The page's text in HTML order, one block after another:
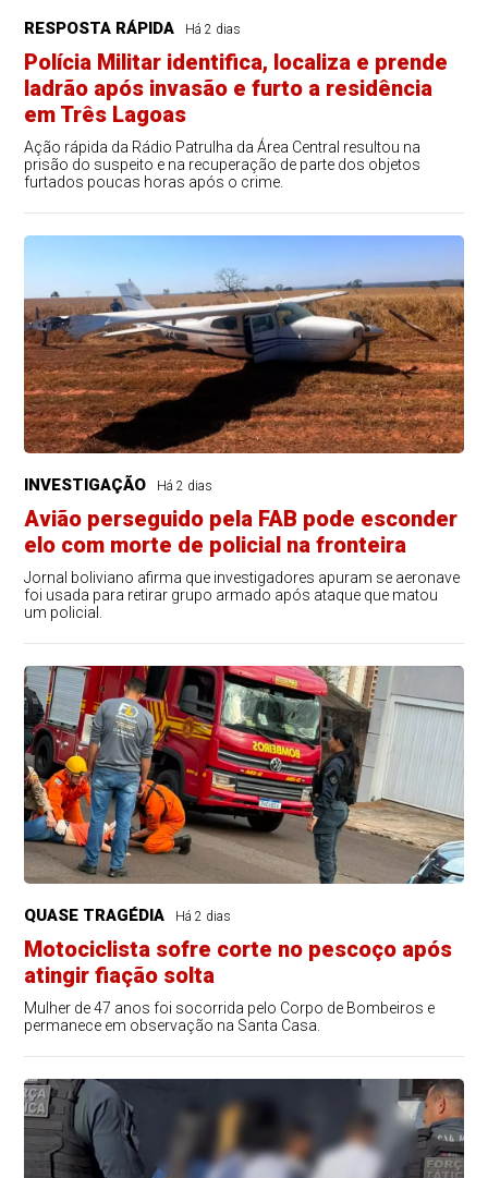
RESPOSTA RÁPIDA Há 2 dias
Polícia Militar identifica, localiza e prende
ladrão após invasão e furto a residência
em Três Lagoas
Ação rápida da Rádio Patrulha da Área Central resultou na
prisão do suspeito e na recuperação de parte dos objetos
furtados poucas horas após o crime.
INVESTIGAÇÃO Há 2 dias
Avião perseguido pela FAB pode esconder
elo com morte de policial na fronteira
Jornal boliviano afirma que investigadores apuram se aeronave
foi usada para retirar grupo armado após ataque que matou
um policial.
QUASE TRAGÉDIA Há 2 dias
Motociclista sofre corte no pescoço após
atingir fiação solta
Mulher de 47 anos foi socorrida pelo Corpo de Bombeiros e
permanece em observação na Santa Casa.